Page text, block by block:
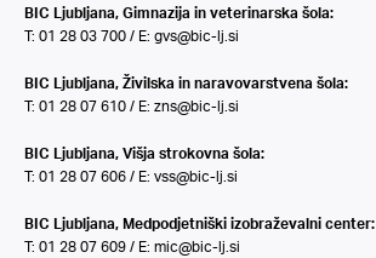
BIC Ljubljana, Gimnazija in veterinarska šola:
T: 01 28 03 700 / E: gvs@bic-lj.si
BIC Ljubljana, Živilska in naravovarstvena šola:
T: 01 28 07 610 / E: zns@bic-lj.si
BIC Ljubljana, Višja strokovna šola:
T: 01 28 07 606 / E: vss@bic-lj.si
BIC Ljubljana, Medpodjetniški izobraževalni center:
T: 01 28 07 609 / E: mic@bic-lj.si